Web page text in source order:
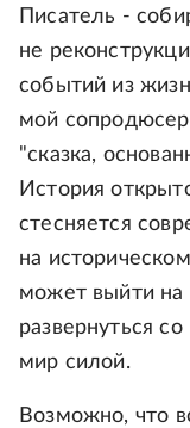
Писатель -
не
событий из
мой сопродюсер
"сказка,
История
стесняется
на
может выйти на
развернуться
мир силой.
Возможно, что